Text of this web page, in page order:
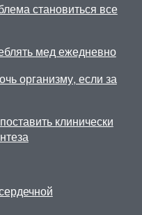
становиться все
мед ежедневно
организму, если за
клинически